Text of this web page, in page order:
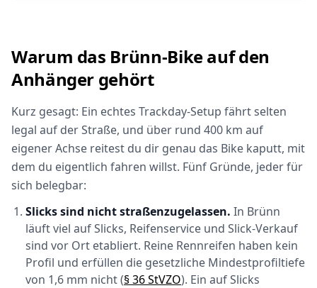
Warum das Brünn-Bike auf den
Anhänger gehört
Kurz gesagt: Ein echtes Trackday-Setup fährt selten
legal auf der Straße, und über rund 400 km auf
eigener Achse reitest du dir genau das Bike kaputt, mit
dem du eigentlich fahren willst. Fünf Gründe, jeder für
sich belegbar:
Slicks sind nicht straßenzugelassen. In Brünn
läuft viel auf Slicks, Reifenservice und Slick-Verkauf
sind vor Ort etabliert. Reine Rennreifen haben kein
Profil und erfüllen die gesetzliche Mindestprofiltiefe
von 1,6 mm nicht (§ 36 StVZO). Ein auf Slicks